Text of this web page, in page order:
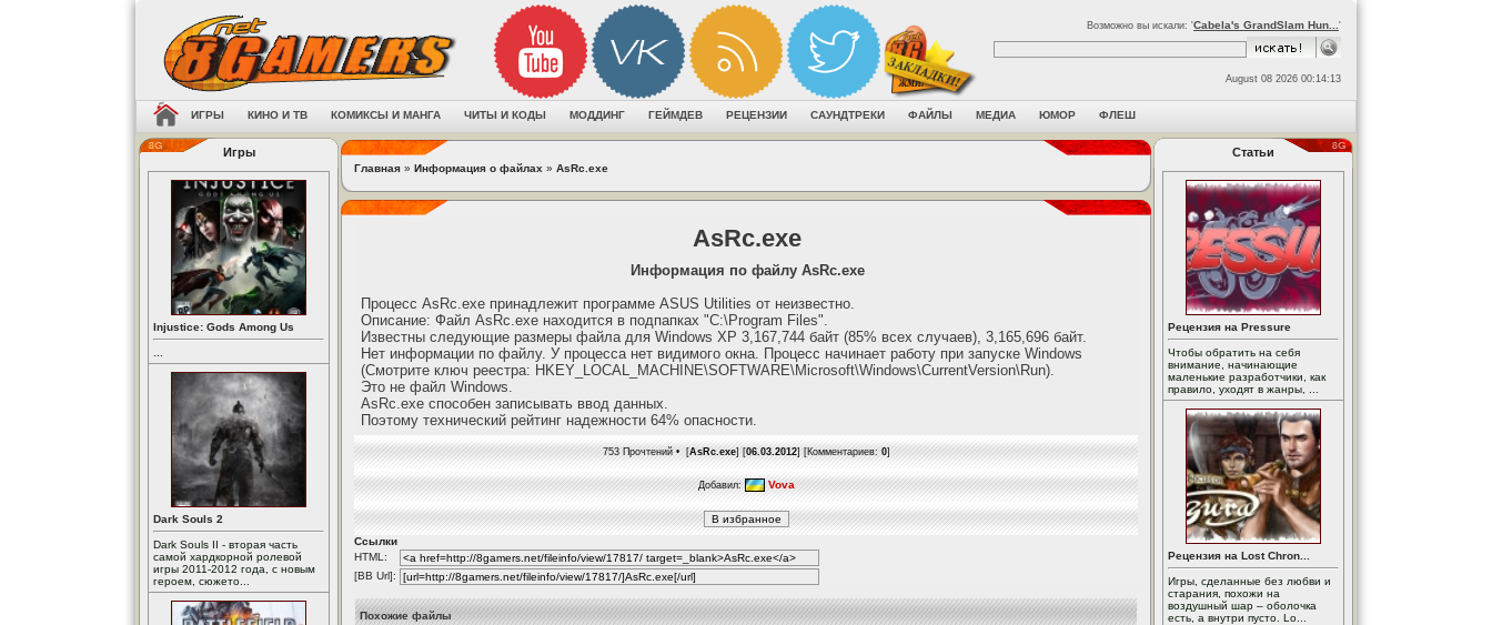
Возможно вы искали: 'Cabela's GrandSlam Hun... '
August 08 2026 00:14:13
ИГРЫ КИНО И ТВ КОМИКСЫ И МАНГА ЧИТЫ И КОДЫ МОДДИНГ ГЕЙМДЕВ РЕЦЕНЗИИ САУНДТРЕКИ ФАЙЛЫ МЕДИА ЮМОР ФЛЕШ
Игры
Injustice: Gods Among Us
Dark Souls 2
Dark Souls II - вторая часть
самой хардкорной ролевой
игры 2011-2012 года, с новым
героем, сюжето...
Главная » Информация о файлах » AsRc.exe
AsRc.exe
Информация по файлу AsRc.exe
Процесс AsRc.exe принадлежит программе ASUS Utilities от неизвестно.
Описание: Файл AsRc.exe находится в подпапках "C:\Program Files".
Известны следующие размеры файла для Windows XP 3,167,744 байт (85% всех случаев), 3,165,696 байт.
Нет информации по файлу. У процесса нет видимого окна. Процесс начинает работу при запуске Windows
(Смотрите ключ реестра: HKEY_LOCAL_MACHINE\SOFTWARE\Microsoft\Windows\CurrentVersion\Run).
Это не файл Windows.
AsRc.exe способен записывать ввод данных.
Поэтому технический рейтинг надежности 64% опасности.
753 Прочтений • [AsRc.exe] [06.03.2012] [Комментариев: 0]
Добавил: Vova
Ссылки
HTML:
[BB Url]:
Похожие файлы
Статьи
Рецензия на Pressure
Чтобы обратить на себя
внимание, начинающие
маленькие разработчики, как
правило, уходят в жанры, ...
Рецензия на Lost Chron...
Игры, сделанные без любви и
старания, похожи на
воздушный шар – оболочка
есть, а внутри пусто. Lo...